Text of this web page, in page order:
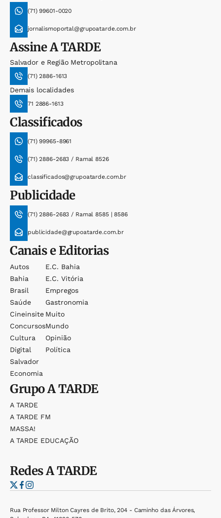
(71) 99601-0020
jornalismoportal@grupoatarde.com.br
AssineA TARDE
Salvador e Região Metropolitana
(71) 2886-1613
Demais localidades
71 2886-1613
Classificados
(71) 99965-8961
(71) 2886-2683 / Ramal 8526
classificados@grupoatarde.com.br
Publicidade
(71) 2886-2683 / Ramal 8585 | 8586
publicidade@grupoatarde.com.br
Canais e Editorias
Autos
Bahia
Brasil
Saúde
Cineinsite
Concursos
Cultura
Digital
Salvador
Economia
E.c. Bahia
E.c. Vitória
Empregos
Gastronomia
Muito
Mundo
Opinião
Política
GrupoA TARDE
A TARDE
A TARDE FM
MASSA!
A TARDE EDUCAÇÃO
RedesA TARDE
Rua Professor Milton Cayres de Brito, 204 - Caminho das Árvores,